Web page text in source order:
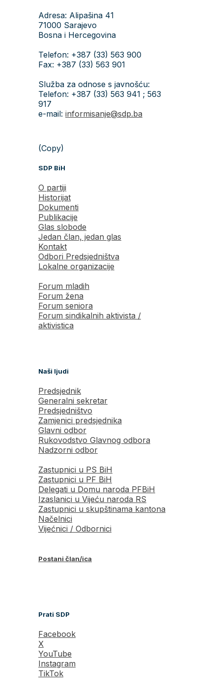
Adresa: Alipašina 41
71000 Sarajevo
Bosna i Hercegovina
Telefon: +387 (33) 563 900
Fax: +387 (33) 563 901
Služba za odnose s javnošću:
Telefon: +387 (33) 563 941 ; 563
917
e-mail: informisanje@sdp.ba
(Copy)
SDP BiH
O partiji
Historijat
Dokumenti
Publikacije
Glas slobode
Jedan član, jedan glas
Kontakt
Odbori Predsjedništva
Lokalne organizacije
Forum mladih
Forum žena
Forum seniora
Forum sindikalnih aktivista /
aktivistica
Naši ljudi
Predsjednik
Generalni sekretar
Predsjedništvo
Zamjenici predsjednika
Glavni odbor
Rukovodstvo Glavnog odbora
Nadzorni odbor
Zastupnici u PS BiH
Zastupnici u PF BiH
Delegati u Domu naroda PFBiH
Izaslanici u Vijeću naroda RS
Zastupnici u skupštinama kantona
Načelnici
Vijećnici / Odbornici
Postani član/ica
Prati SDP
Facebook
X
YouTube
Instagram
TikTok